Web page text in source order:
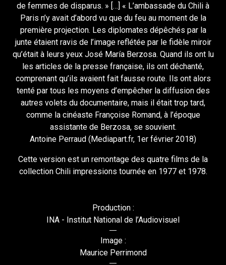
de femmes de disparus. » […] « L’ambassade du Chili à
Paris n’y avait d’abord vu que du feu au moment de la
première projection. Les diplomates dépêchés par la
junte étaient ravis de l’image reflétée par le fidèle miroir
qu’était à leurs yeux José María Berzosa. Quand ils ont lu
les articles de la presse française, ils ont déchanté,
comprenant qu’ils avaient fait fausse route. Ils ont alors
tenté par tous les moyens d’empêcher la diffusion des
autres volets du documentaire, mais il était trop tard,
comme la cinéaste Françoise Romand, à l’époque
assistante de Berzosa, se souvient.
Antoine Perraud (Mediapart.fr, 1er février 2018)
Cette version est un remontage des quatre films de la
collection Chili impressions tournée en 1977 et 1978.
Production :
INA - Institut National de l’Audiovisuel
Image :
Maurice Perrimond